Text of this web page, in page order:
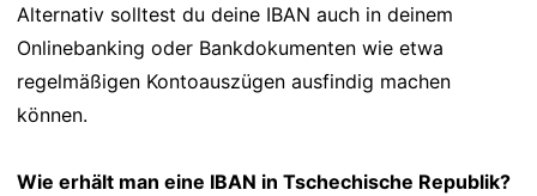
Alternativ solltest du deine IBAN auch in deinem
Onlinebanking oder Bankdokumenten wie etwa
regelmäßigen Kontoauszügen ausfindig machen
können.
Wie erhält man eine IBAN in Tschechische Republik?